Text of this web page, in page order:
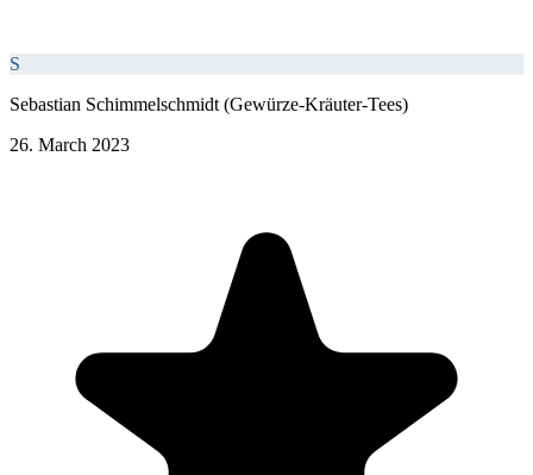
S
Sebastian Schimmelschmidt (Gewürze-Kräuter-Tees)
26. March 2023